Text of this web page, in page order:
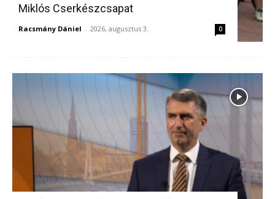
Miklós Cserkészcsapat
Racsmány Dániel - 2026, augusztus 3. 0